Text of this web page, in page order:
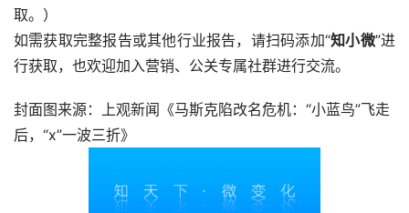
取。）
如需获取完整报告或其他行业报告，请扫码添加“知小微”进
行获取，也欢迎加入营销、公关专属社群进行交流。
封面图来源：上观新闻《马斯克陷改名危机：“小蓝鸟”飞走
后，“x”一波三折》